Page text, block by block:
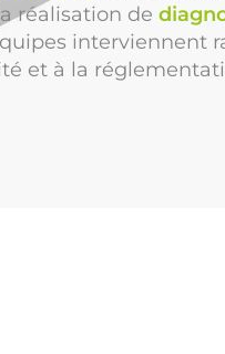
réalisation de
interviennent
et à la